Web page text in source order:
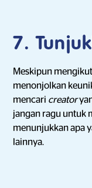
7.
Meskipun
menonjolkan
mencari creator
jangan ragu untuk
menunjukkan apa
lainnya.